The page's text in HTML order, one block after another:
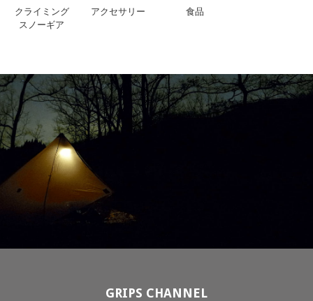
クライミング
スノーギア
アクセサリー 食品
GRIPS CHANNEL